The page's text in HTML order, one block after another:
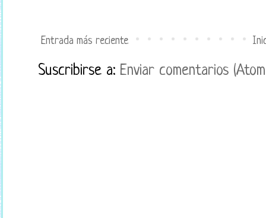
Entrada más reciente
Suscribirse a: Enviar comentarios